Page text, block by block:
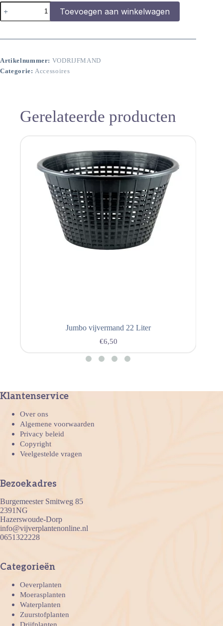
Drijfmand
vierkant
2
aantal
Toevoegen aan winkelwagen
Artikelnummer: VODRIJFMAND
Categorie: Accessoires
Gerelateerde producten
Jumbo vijvermand 22 Liter
€6,50
Klantenservice
Over ons
Algemene voorwaarden
Privacy beleid
Copyright
Veelgestelde vragen
Bezoekadres
Burgemeester Smitweg 85
2391NG
Hazerswoude-Dorp
info@vijverplantenonline.nl
0651322228
Categorieën
Oeverplanten
Moerasplanten
Waterplanten
Zuurstofplanten